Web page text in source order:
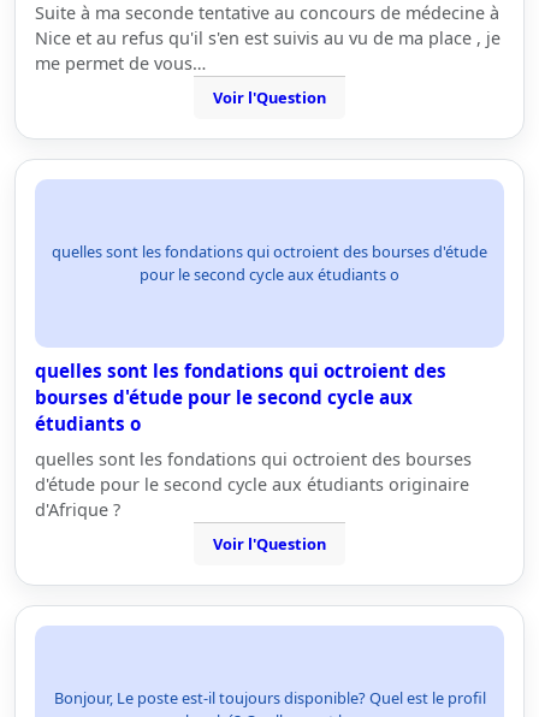
Suite à ma seconde tentative au concours de médecine à
Nice et au refus qu'il s'en est suivis au vu de ma place , je
me permet de vous…
Voir l'Question
quelles sont les fondations qui octroient des bourses d'étude
pour le second cycle aux étudiants o
quelles sont les fondations qui octroient des
bourses d'étude pour le second cycle aux
étudiants o
quelles sont les fondations qui octroient des bourses
d'étude pour le second cycle aux étudiants originaire
d'Afrique ?
Voir l'Question
Bonjour, Le poste est-il toujours disponible? Quel est le profil